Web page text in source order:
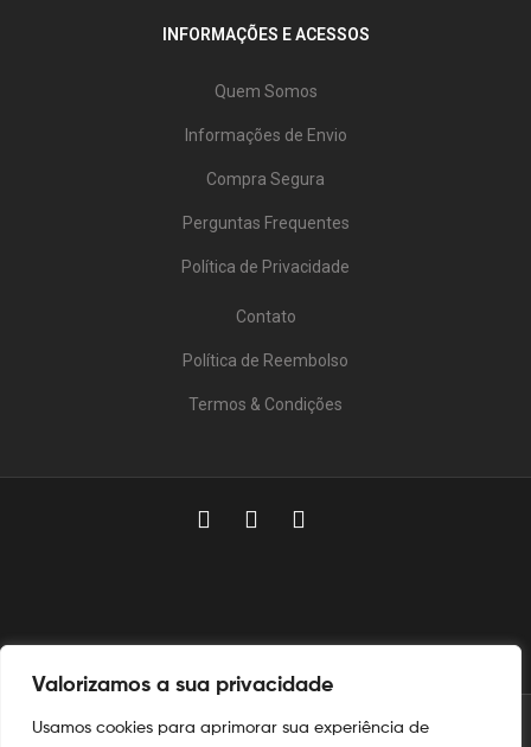
Valorizamos a sua privacidade
Usamos cookies para aprimorar sua experiência de
INFORMAÇÕES E ACESSOS
Quem Somos
Informações de Envio
Compra Segura
Perguntas Frequentes
Política de Privacidade
Contato
Política de Reembolso
Termos & Condições